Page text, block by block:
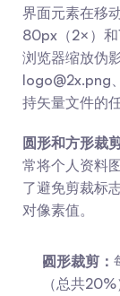
界面元素在移
80px（2×）
浏览器缩放伪
logo@2x.png、
持矢量文件的
圆形和方形裁
常将个人资料
了避免剪裁标
对像素值。
圆形裁剪：
（总共